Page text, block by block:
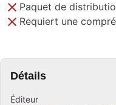
Paquet de
Requiert une
Détails
Éditeur